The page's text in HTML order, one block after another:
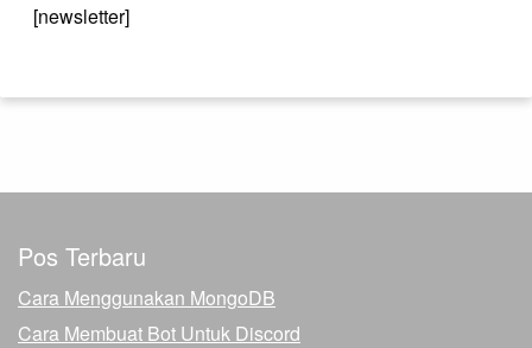
[newsletter]
Pos Terbaru
Cara Menggunakan MongoDB
Cara Membuat Bot Untuk Discord